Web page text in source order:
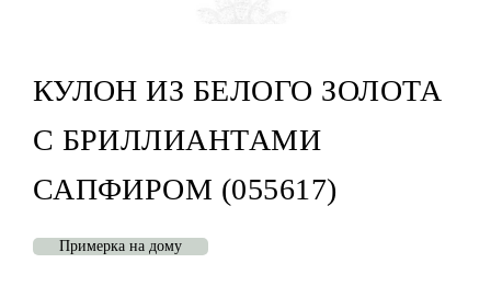
КУЛОН ИЗ БЕЛОГО ЗОЛОТА
С БРИЛЛИАНТАМИ
САПФИРОМ (055617)
Примерка на дому